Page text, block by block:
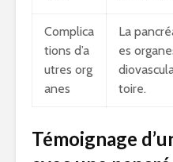
Complica
tions d’a
utres org
anes
La
es
toire.
Témoignage